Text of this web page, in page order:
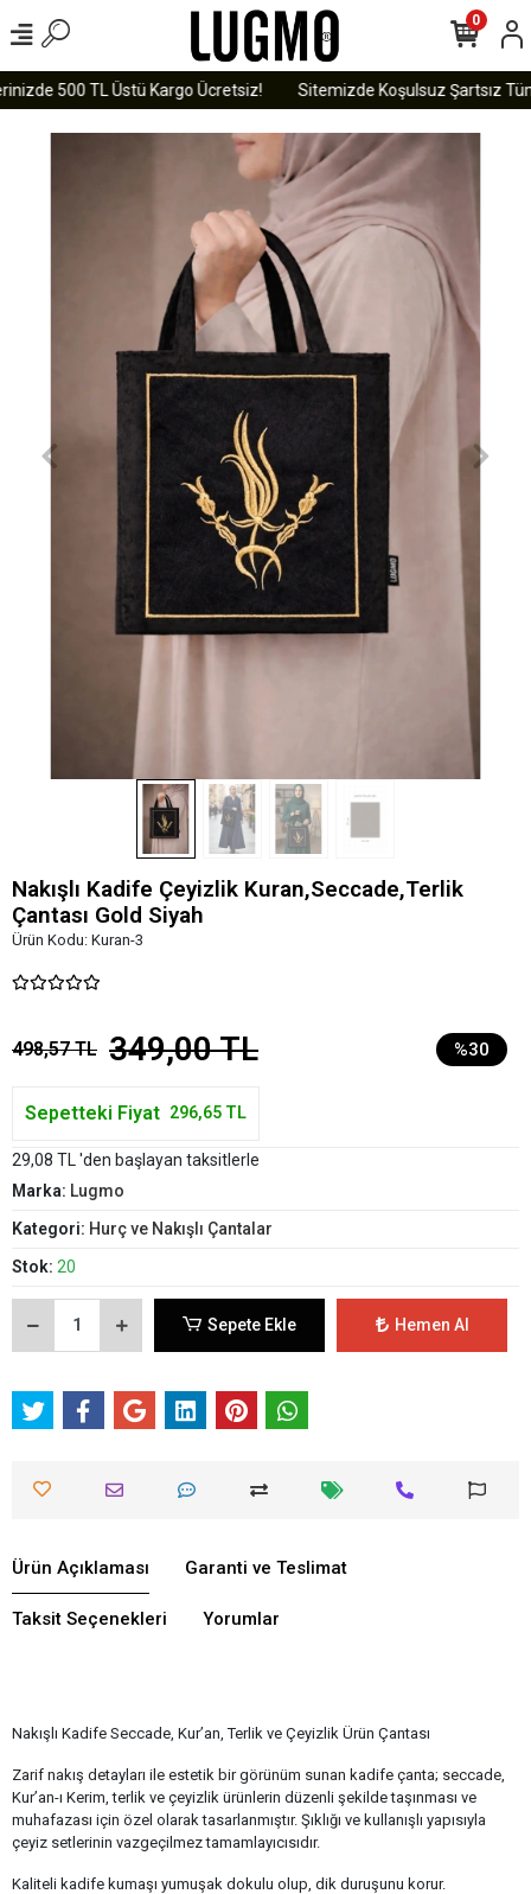
500 TL Üstü Kargo Ücretsiz! Sitemizde Koşulsuz Şartsız Tüm
0
Nakışlı Kadife Çeyizlik Kuran,Seccade,Terlik
Çantası Gold Siyah
Ürün Kodu: Kuran-3
498,57 TL 349,00 TL %30
Sepetteki Fiyat 296,65 TL
29,08 TL 'den başlayan taksitlerle
Marka: Lugmo
Kategori: Hurç ve Nakışlı Çantalar
Stok: 20
Sepete Ekle Hemen Al
Ürün Açıklaması Garanti ve Teslimat
Taksit Seçenekleri Yorumlar
Nakışlı Kadife Seccade, Kur’an, Terlik ve Çeyizlik Ürün Çantası
Zarif nakış detayları ile estetik bir görünüm sunan kadife çanta; seccade,
Kur’an-ı Kerim, terlik ve çeyizlik ürünlerin düzenli şekilde taşınması ve
muhafazası için özel olarak tasarlanmıştır. Şıklığı ve kullanışlı yapısıyla
çeyiz setlerinin vazgeçilmez tamamlayıcısıdır.
Kaliteli kadife kumaşı yumuşak dokulu olup, dik duruşunu korur.